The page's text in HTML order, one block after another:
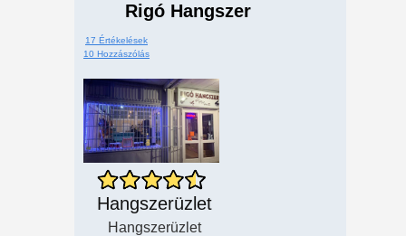
Rigó Hangszer
17 Értékelések
10 Hozzászólás
Hangszerüzlet
Hangszerüzlet